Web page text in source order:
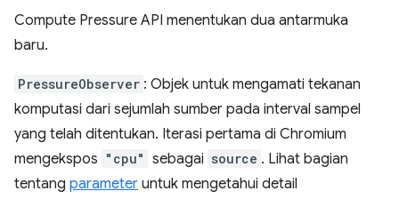
Compute Pressure API menentukan dua antarmuka
baru.
PressureObserver : Objek untuk mengamati tekanan
komputasi dari sejumlah sumber pada interval sampel
yang telah ditentukan. Iterasi pertama di Chromium
mengekspos "cpu" sebagai source . Lihat bagian
tentang parameter untuk mengetahui detail